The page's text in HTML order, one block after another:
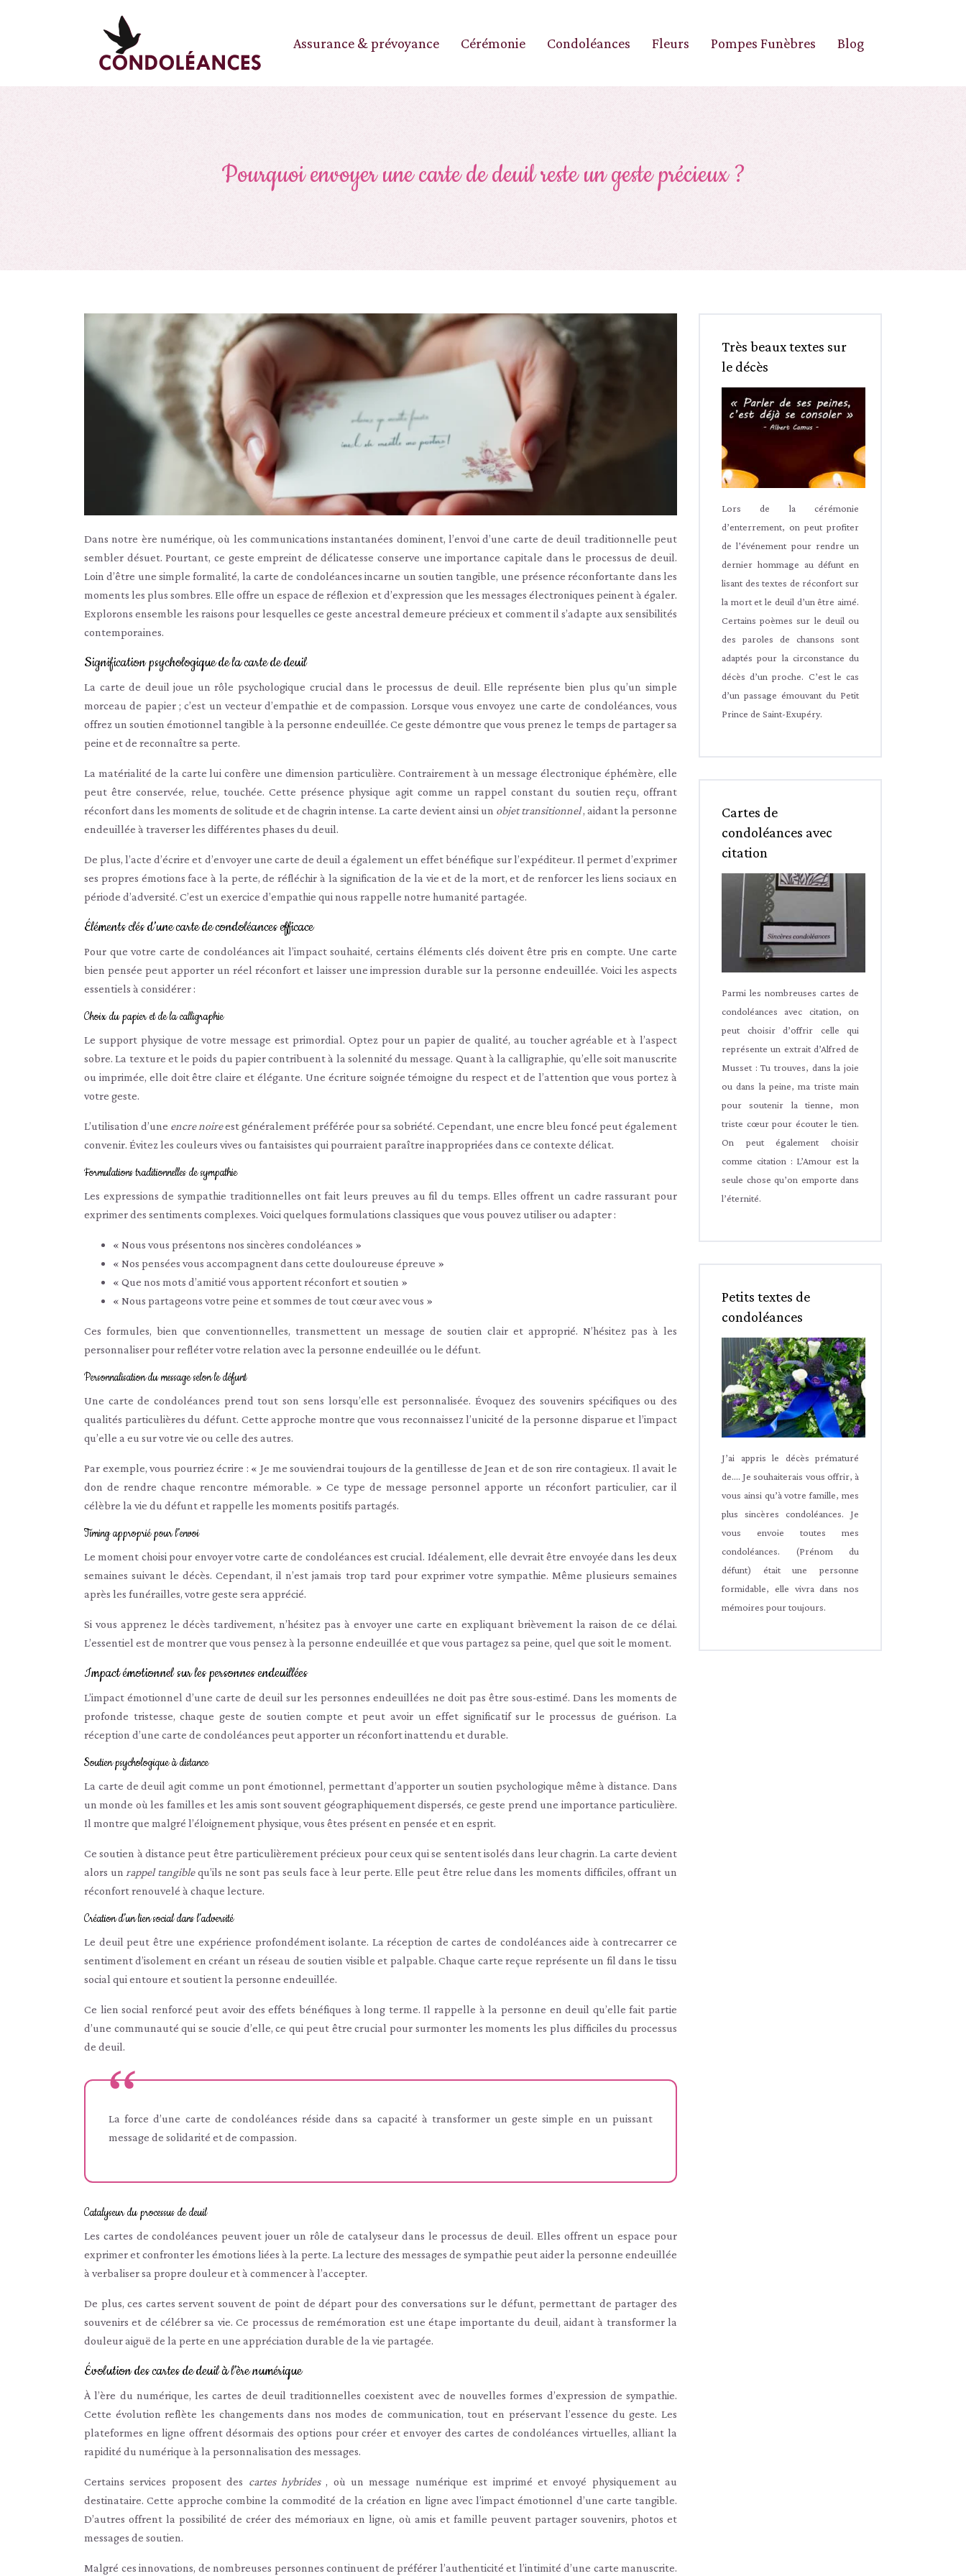
Assurance & prévoyance Cérémonie Condoléances Fleurs Pompes Funèbres Blog
Pourquoi envoyer une carte de deuil reste un geste précieux ?
Dans notre ère numérique, où les communications instantanées dominent, l’envoi d’une carte de deuil traditionnelle peut
sembler désuet. Pourtant, ce geste empreint de délicatesse conserve une importance capitale dans le processus de deuil.
Loin d’être une simple formalité, la carte de condoléances incarne un soutien tangible, une présence réconfortante dans les
moments les plus sombres. Elle offre un espace de réflexion et d’expression que les messages électroniques peinent à égaler.
Explorons ensemble les raisons pour lesquelles ce geste ancestral demeure précieux et comment il s’adapte aux sensibilités
contemporaines.
Signification psychologique de la carte de deuil
La carte de deuil joue un rôle psychologique crucial dans le processus de deuil. Elle représente bien plus qu’un simple
morceau de papier ; c’est un vecteur d’empathie et de compassion. Lorsque vous envoyez une carte de condoléances, vous
offrez un soutien émotionnel tangible à la personne endeuillée. Ce geste démontre que vous prenez le temps de partager sa
peine et de reconnaître sa perte.
La matérialité de la carte lui confère une dimension particulière. Contrairement à un message électronique éphémère, elle
peut être conservée, relue, touchée. Cette présence physique agit comme un rappel constant du soutien reçu, offrant
réconfort dans les moments de solitude et de chagrin intense. La carte devient ainsi un objet transitionnel, aidant la personne
endeuillée à traverser les différentes phases du deuil.
De plus, l’acte d’écrire et d’envoyer une carte de deuil a également un effet bénéfique sur l’expéditeur. Il permet d’exprimer
ses propres émotions face à la perte, de réfléchir à la signification de la vie et de la mort, et de renforcer les liens sociaux en
période d’adversité. C’est un exercice d’empathie qui nous rappelle notre humanité partagée.
Éléments clés d’une carte de condoléances efficace
Pour que votre carte de condoléances ait l’impact souhaité, certains éléments clés doivent être pris en compte. Une carte
bien pensée peut apporter un réel réconfort et laisser une impression durable sur la personne endeuillée. Voici les aspects
essentiels à considérer :
Choix du papier et de la calligraphie
Le support physique de votre message est primordial. Optez pour un papier de qualité, au toucher agréable et à l’aspect
sobre. La texture et le poids du papier contribuent à la solennité du message. Quant à la calligraphie, qu’elle soit manuscrite
ou imprimée, elle doit être claire et élégante. Une écriture soignée témoigne du respect et de l’attention que vous portez à
votre geste.
L’utilisation d’une encre noireest généralement préférée pour sa sobriété. Cependant, une encre bleu foncé peut également
convenir. Évitez les couleurs vives ou fantaisistes qui pourraient paraître inappropriées dans ce contexte délicat.
Formulations traditionnelles de sympathie
Les expressions de sympathie traditionnelles ont fait leurs preuves au fil du temps. Elles offrent un cadre rassurant pour
exprimer des sentiments complexes. Voici quelques formulations classiques que vous pouvez utiliser ou adapter :
« Nous vous présentons nos sincères condoléances »
« Nos pensées vous accompagnent dans cette douloureuse épreuve »
« Que nos mots d’amitié vous apportent réconfort et soutien »
« Nous partageons votre peine et sommes de tout cœur avec vous »
Ces formules, bien que conventionnelles, transmettent un message de soutien clair et approprié. N’hésitez pas à les
personnaliser pour refléter votre relation avec la personne endeuillée ou le défunt.
Personnalisation du message selon le défunt
Une carte de condoléances prend tout son sens lorsqu’elle est personnalisée. Évoquez des souvenirs spécifiques ou des
qualités particulières du défunt. Cette approche montre que vous reconnaissez l’unicité de la personne disparue et l’impact
qu’elle a eu sur votre vie ou celle des autres.
Par exemple, vous pourriez écrire : « Je me souviendrai toujours de la gentillesse de Jean et de son rire contagieux. Il avait le
don de rendre chaque rencontre mémorable. » Ce type de message personnel apporte un réconfort particulier, car il
célèbre la vie du défunt et rappelle les moments positifs partagés.
Timing approprié pour l’envoi
Le moment choisi pour envoyer votre carte de condoléances est crucial. Idéalement, elle devrait être envoyée dans les deux
semaines suivant le décès. Cependant, il n’est jamais trop tard pour exprimer votre sympathie. Même plusieurs semaines
après les funérailles, votre geste sera apprécié.
Si vous apprenez le décès tardivement, n’hésitez pas à envoyer une carte en expliquant brièvement la raison de ce délai.
L’essentiel est de montrer que vous pensez à la personne endeuillée et que vous partagez sa peine, quel que soit le moment.
Impact émotionnel sur les personnes endeuillées
L’impact émotionnel d’une carte de deuil sur les personnes endeuillées ne doit pas être sous-estimé. Dans les moments de
profonde tristesse, chaque geste de soutien compte et peut avoir un effet significatif sur le processus de guérison. La
réception d’une carte de condoléances peut apporter un réconfort inattendu et durable.
Soutien psychologique à distance
La carte de deuil agit comme un pont émotionnel, permettant d’apporter un soutien psychologique même à distance. Dans
un monde où les familles et les amis sont souvent géographiquement dispersés, ce geste prend une importance particulière.
Il montre que malgré l’éloignement physique, vous êtes présent en pensée et en esprit.
Ce soutien à distance peut être particulièrement précieux pour ceux qui se sentent isolés dans leur chagrin. La carte devient
alors un rappel tangiblequ’ils ne sont pas seuls face à leur perte. Elle peut être relue dans les moments difficiles, offrant un
réconfort renouvelé à chaque lecture.
Création d’un lien social dans l’adversité
Le deuil peut être une expérience profondément isolante. La réception de cartes de condoléances aide à contrecarrer ce
sentiment d’isolement en créant un réseau de soutien visible et palpable. Chaque carte reçue représente un fil dans le tissu
social qui entoure et soutient la personne endeuillée.
Ce lien social renforcé peut avoir des effets bénéfiques à long terme. Il rappelle à la personne en deuil qu’elle fait partie
d’une communauté qui se soucie d’elle, ce qui peut être crucial pour surmonter les moments les plus difficiles du processus
de deuil.
La force d’une carte de condoléances réside dans sa capacité à transformer un geste simple en un puissant
message de solidarité et de compassion.
Catalyseur du processus de deuil
Les cartes de condoléances peuvent jouer un rôle de catalyseur dans le processus de deuil. Elles offrent un espace pour
exprimer et confronter les émotions liées à la perte. La lecture des messages de sympathie peut aider la personne endeuillée
à verbaliser sa propre douleur et à commencer à l’accepter.
De plus, ces cartes servent souvent de point de départ pour des conversations sur le défunt, permettant de partager des
souvenirs et de célébrer sa vie. Ce processus de remémoration est une étape importante du deuil, aidant à transformer la
douleur aiguë de la perte en une appréciation durable de la vie partagée.
Évolution des cartes de deuil à l’ère numérique
À l’ère du numérique, les cartes de deuil traditionnelles coexistent avec de nouvelles formes d’expression de sympathie.
Cette évolution reflète les changements dans nos modes de communication, tout en préservant l’essence du geste. Les
plateformes en ligne offrent désormais des options pour créer et envoyer des cartes de condoléances virtuelles, alliant la
rapidité du numérique à la personnalisation des messages.
Certains services proposent des cartes hybrides, où un message numérique est imprimé et envoyé physiquement au
destinataire. Cette approche combine la commodité de la création en ligne avec l’impact émotionnel d’une carte tangible.
D’autres offrent la possibilité de créer des mémoriaux en ligne, où amis et famille peuvent partager souvenirs, photos et
messages de soutien.
Malgré ces innovations, de nombreuses personnes continuent de préférer l’authenticité et l’intimité d’une carte manuscrite.
Très beaux textes sur
le décès
Lors de la cérémonie
d’enterrement, on peut profiter
de l’événement pour rendre un
dernier hommage au défunt en
lisant des textes de réconfort sur
la mort et le deuil d’un être aimé.
Certains poèmes sur le deuil ou
des paroles de chansons sont
adaptés pour la circonstance du
décès d’un proche. C’est le cas
d’un passage émouvant du Petit
Prince de Saint-Exupéry.
Cartes de
condoléances avec
citation
Parmi les nombreuses cartes de
condoléances avec citation, on
peut choisir d’offrir celle qui
représente un extrait d’Alfred de
Musset : Tu trouves, dans la joie
ou dans la peine, ma triste main
pour soutenir la tienne, mon
triste cœur pour écouter le tien.
On peut également choisir
comme citation : L’Amour est la
seule chose qu’on emporte dans
l’éternité.
Petits textes de
condoléances
J’ai appris le décès prématuré
de.... Je souhaiterais vous offrir, à
vous ainsi qu’à votre famille, mes
plus sincères condoléances. Je
vous envoie toutes mes
condoléances. (Prénom du
défunt) était une personne
formidable, elle vivra dans nos
mémoires pour toujours.